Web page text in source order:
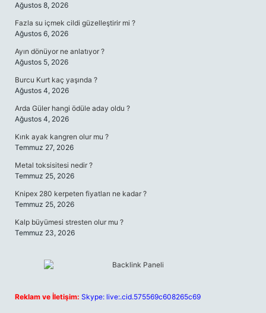
Ağustos 8, 2026
Fazla su içmek cildi güzelleştirir mi ?
Ağustos 6, 2026
Ayın dönüyor ne anlatıyor ?
Ağustos 5, 2026
Burcu Kurt kaç yaşında ?
Ağustos 4, 2026
Arda Güler hangi ödüle aday oldu ?
Ağustos 4, 2026
Kırık ayak kangren olur mu ?
Temmuz 27, 2026
Metal toksisitesi nedir ?
Temmuz 25, 2026
Knipex 280 kerpeten fiyatları ne kadar ?
Temmuz 25, 2026
Kalp büyümesi stresten olur mu ?
Temmuz 23, 2026
Reklam ve İletişim: Skype: live:.cid.575569c608265c69